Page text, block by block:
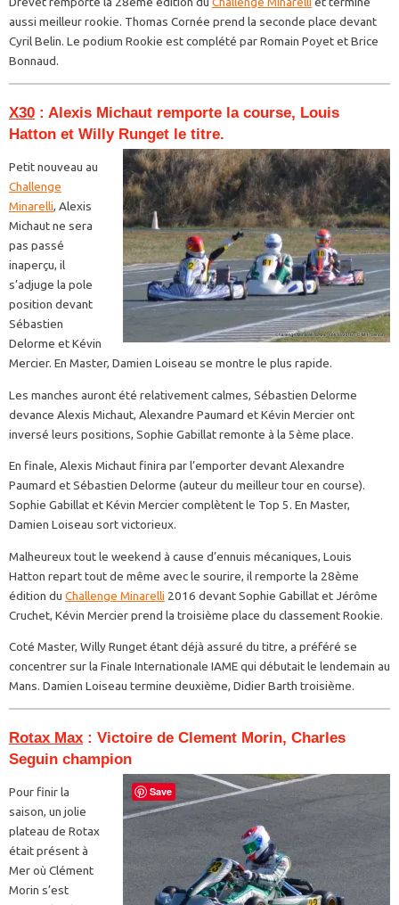
aussi meilleur rookie. Thomas Cornée prend la seconde place devant
Cyril Belin. Le podium Rookie est complété par Romain Poyet et Brice
Bonnaud.
X30 : Alexis Michaut remporte la course, Louis
Hatton et Willy Runget le titre.
Petit nouveau au
Challenge
Minarelli, Alexis
Michaut ne sera
pas passé
inaperçu, il
s’adjuge la pole
position devant
Sébastien
Delorme et Kévin
Mercier. En Master, Damien Loiseau se montre le plus rapide.
Les manches auront été relativement calmes, Sébastien Delorme
devance Alexis Michaut, Alexandre Paumard et Kévin Mercier ont
inversé leurs positions, Sophie Gabillat remonte à la 5ème place.
En finale, Alexis Michaut finira par l’emporter devant Alexandre
Paumard et Sébastien Delorme (auteur du meilleur tour en course).
Sophie Gabillat et Kévin Mercier complètent le Top 5. En Master,
Damien Loiseau sort victorieux.
Malheureux tout le weekend à cause d’ennuis mécaniques, Louis
Hatton repart tout de même avec le sourire, il remporte la 28ème
édition du Challenge Minarelli 2016 devant Sophie Gabillat et Jérôme
Cruchet, Kévin Mercier prend la troisième place du classement Rookie.
Coté Master, Willy Runget étant déjà assuré du titre, a préféré se
concentrer sur la Finale Internationale IAME qui débutait le lendemain au
Mans. Damien Loiseau termine deuxième, Didier Barth troisième.
Rotax Max : Victoire de Clement Morin, Charles
Seguin champion
Pour finir la
saison, un jolie
plateau de Rotax
était présent à
Mer où Clément
Morin s’est
Save